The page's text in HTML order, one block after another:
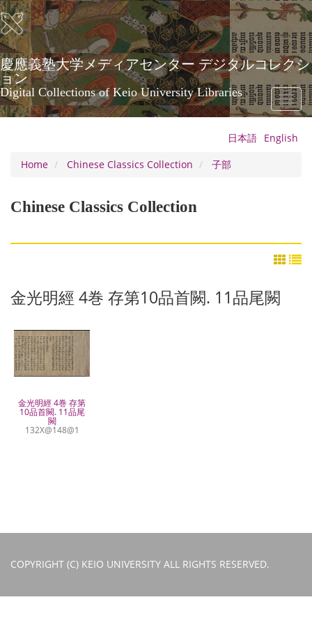
Skip
to
main
content
慶應義塾大学メディアセンター デジタルコレクシ
ョン
Digital Collections of Keio University Libraries
Toggle
日本語 English
Home
Chinese Classics Collection 子部
Chinese Classics Collection
金光明經 4巻 存第10品首闕. 11品尾闕
金光明經 4巻 存第
10品首闕. 11品尾
闕
132X@148@1
COPYRIGHT (C) KEIO UNIVERSITY ALL RIGHTS RESERVED.